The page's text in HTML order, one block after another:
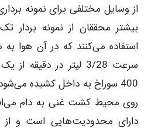
از وسایل مختلفی برای نمونه
سرعت 3/28 لیتر در
400 سوراخ به داخل کشیده
روی محیط کشت غنی به دام
دارای محدودیت‌هایی است و از